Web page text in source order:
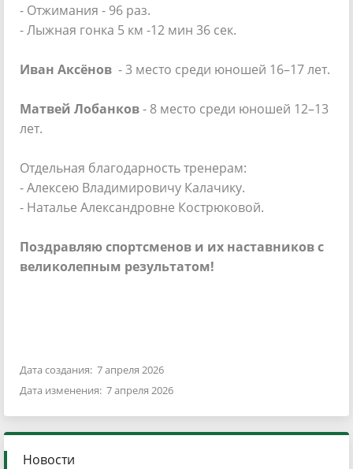
- Отжимания - 96 раз.
- Лыжная гонка 5 км -12 мин 36 сек.
Иван Аксёнов - 3 место среди юношей 16–17 лет.
Матвей Лобанков- 8 место среди юношей 12–13
лет.
Отдельная благодарность тренерам:
- Алексею Владимировичу Калачику.
- Наталье Александровне Кострюковой.
Поздравляю спортсменов и их наставников с
великолепным результатом!
Дата создания: 7 апреля 2026
Дата изменения: 7 апреля 2026
Новости